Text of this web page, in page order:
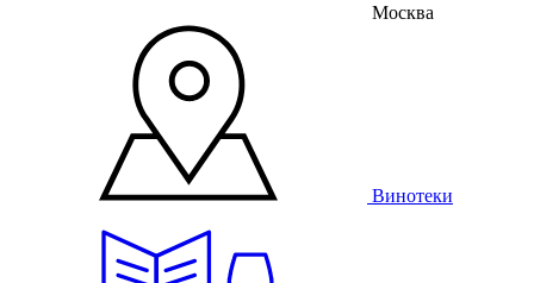
Москва
Винотеки